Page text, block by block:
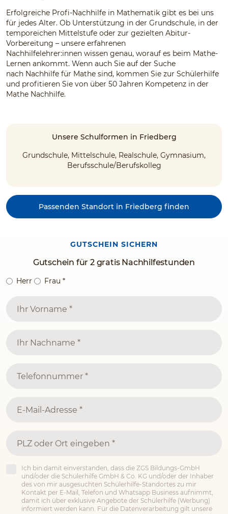
Erfolgreiche Profi-Nachhilfe in Mathematik gibt es bei uns
für jedes Alter. Ob Unterstützung in der Grundschule, in der
temporeichen Mittelstufe oder zur gezielten Abitur-
Vorbereitung – unsere erfahrenen
Nachhilfelehrer:innen wissen genau, worauf es beim Mathe-
Lernen ankommt. Wenn auch Sie auf der Suche
nach Nachhilfe für Mathe sind, kommen Sie zur Schülerhilfe
und profitieren Sie von über 50 Jahren Kompetenz in der
Mathe Nachhilfe.
Unsere Schulformen in Friedberg
Grundschule, Mittelschule, Realschule, Gymnasium,
Berufsschule/Berufskolleg
Passenden Standort in Friedberg finden
GUTSCHEIN SICHERN
Gutschein für 2 gratis Nachhilfestunden
Herr Frau *
Ich bin damit einverstanden, dass die ZGS Bildungs-GmbH
und/oder die Schülerhilfe GmbH & Co. KG und/oder der Inhaber
des von mir ausgesuchten Schülerhilfe-Standortes zu mir
Kontakt per E-Mail, Telefon und Whatsapp Business aufnimmt,
damit ich über exklusive Angebote der Schülerhilfe (Werbung)
informiert werden kann. Für die Datenverarbeitung gilt unsere